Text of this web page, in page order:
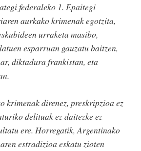
federaleko 1. Epaitegi
aurkako krimenak egotzita,
urraketa masibo,
esparruan gauzatu baitzen,
diktadura frankistan, eta
krimenak direnez, preskripzioa ez
delituak ez daitezke ez
ere. Horregatik, Argentinako
estradizioa eskatu zioten